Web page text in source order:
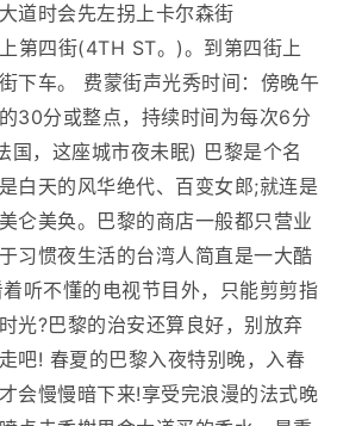
道时会先左拐上卡尔森街
第四街(4TH ST。)。到第四街上
下车。 费蒙街声光秀时间：傍晚午
30分或整点，持续时间为每次6分
国，这座城市夜未眠) 巴黎是个名
白天的风华绝代、百变女郎;就连是
仑美奂。巴黎的商店一般都只营业
习惯夜生活的台湾人简直是一大酷
听不懂的电视节目外，只能剪剪指
光?巴黎的治安还算良好，别放弃
吧! 春夏的巴黎入夜特别晚，入春
会慢慢暗下来!享受完浪漫的法式晚